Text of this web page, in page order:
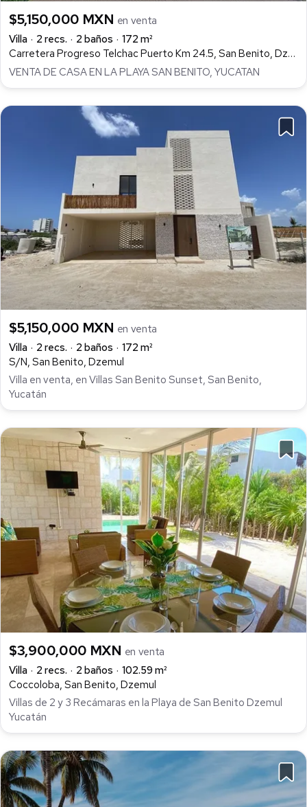
$5,150,000 MXN en venta
Villa
2 recs. 2 baños
172 m²
Carretera Progreso Telchac Puerto Km 24.5, San Benito, Dzemul
VENTA DE CASA EN LA PLAYA SAN BENITO, YUCATAN
$5,150,000 MXN en venta
Villa
2 recs. 2 baños
172 m²
S/N, San Benito, Dzemul
Villa en venta, en Villas San Benito Sunset, San Benito,
Yucatán
$3,900,000 MXN en venta
Villa
2 recs. 2 baños
102.59 m²
Coccoloba, San Benito, Dzemul
Villas de 2 y 3 Recámaras en la Playa de San Benito Dzemul
Yucatán